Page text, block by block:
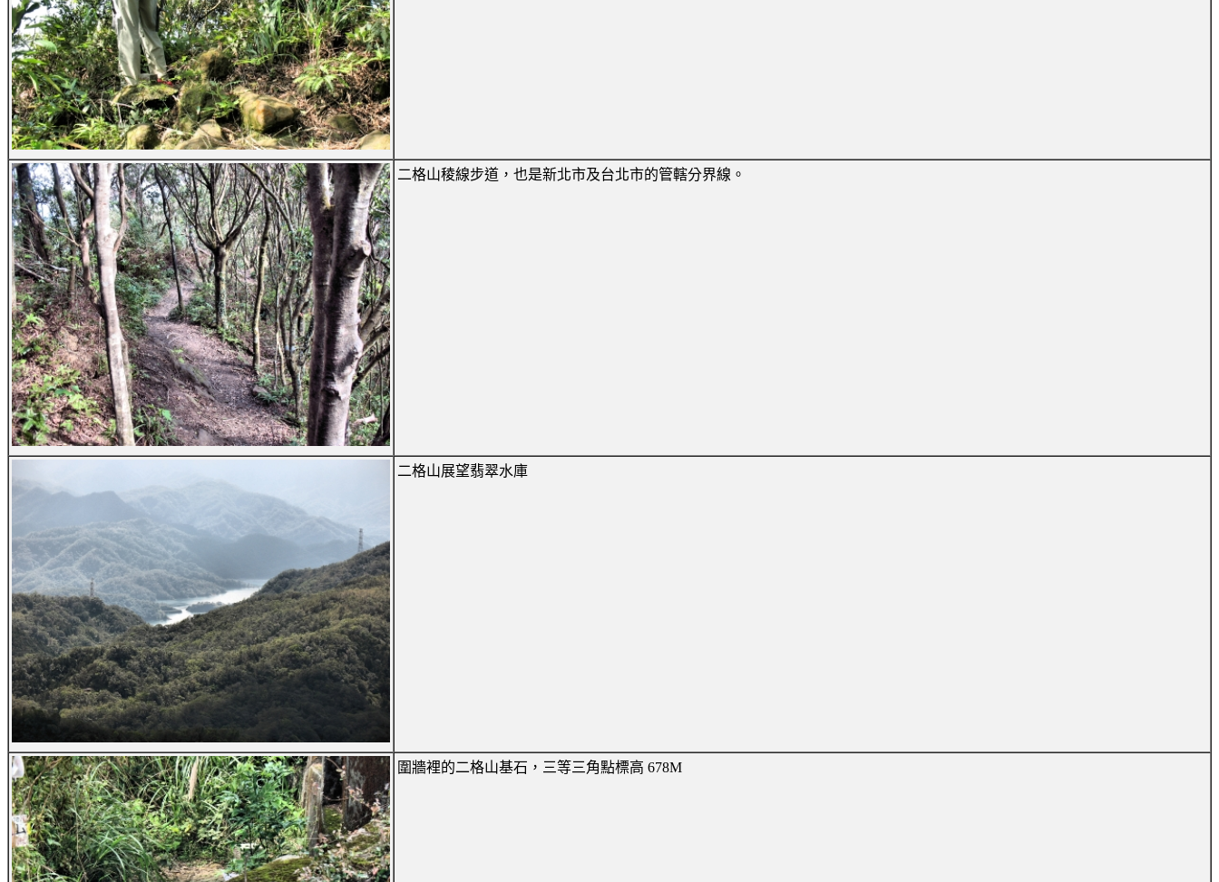
二格山稜線步道，也是新北市及台北市的管轄分界線。
二格山展望翡翠水庫
圍牆裡的二格山基石，三等三角點標高 678M